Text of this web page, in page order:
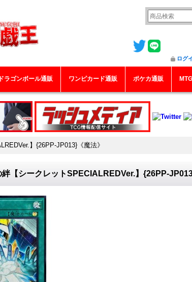
ログ
ドラゴンボール通販 ワンピカード通販 ポケカ通販
】{26PP-JP013}《魔法》
絆【シークレットSPECIALREDVer.】{26PP-